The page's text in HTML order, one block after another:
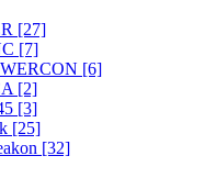
[27]
[7]
[6]
[2]
[3]
[25]
[32]